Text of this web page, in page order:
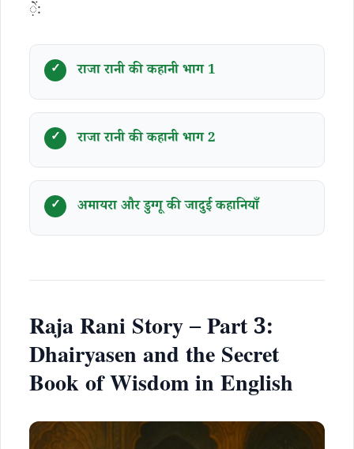
़ें:
राजा रानी की कहानी भाग 1
राजा रानी की कहानी भाग 2
अमायरा और डुग्गू की जादुई कहानियाँ
Raja Rani Story – Part 3:
Dhairyasen and the Secret
Book of Wisdom in English